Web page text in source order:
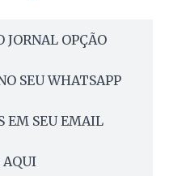
JORNAL OPÇÃO
SEU WHATSAPP
EM SEU EMAIL
AQUI